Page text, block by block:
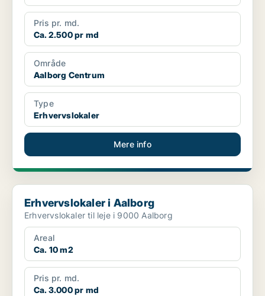
Pris pr. md.
Ca. 2.500 pr md
Område
Aalborg Centrum
Type
Erhvervslokaler
Mere info
Erhvervslokaler i Aalborg
Erhvervslokaler i Aalborg
Erhvervslokaler til leje i 9000 Aalborg
Areal
Ca. 10 m2
Pris pr. md.
Ca. 3.000 pr md